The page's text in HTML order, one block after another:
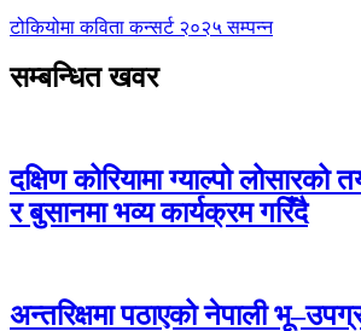
टोकियोमा कविता कन्सर्ट २०२५ सम्पन्न
सम्बन्धित खवर
दक्षिण कोरियामा ग्याल्पो लोसारको
र बुसानमा भव्य कार्यक्रम गरिँदै
अन्तरिक्षमा पठाएको नेपाली